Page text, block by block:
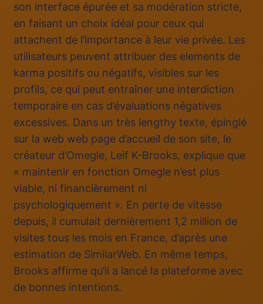
son interface épurée et sa modération stricte,
en faisant un choix idéal pour ceux qui
attachent de l’importance à leur vie privée. Les
utilisateurs peuvent attribuer des elements de
karma positifs ou négatifs, visibles sur les
profils, ce qui peut entraîner une interdiction
temporaire en cas d’évaluations négatives
excessives. Dans un très lengthy texte, épinglé
sur la web web page d’accueil de son site, le
créateur d’Omegle, Leif K-Brooks, explique que
« maintenir en fonction Omegle n’est plus
viable, ni financièrement ni
psychologiquement ». En perte de vitesse
depuis, il cumulait dernièrement 1,2 million de
visites tous les mois en France, d’après une
estimation de SimilarWeb. En même temps,
Brooks affirme qu’il a lancé la plateforme avec
de bonnes intentions.